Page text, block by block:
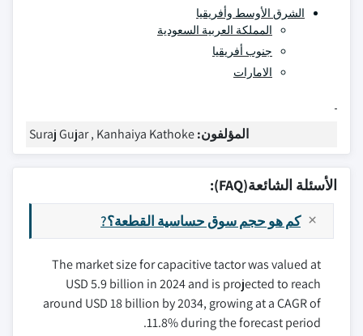
الشرق الأوسط وأفريقيا
المملكة العربية السعودية
جنوب أفريقيا
الامارات
المؤلفون:Suraj Gujar , Kanhaiya Kathoke
الأسئلة الشائعة(FAQ):
كم هو حجم سوق حساسية القطعة؟?
The market size for capacitive tactor was valued at
USD 5.9 billion in 2024 and is projected to reach
around USD 18 billion by 2034, growing at a CAGR of
11.8% during the forecast period.